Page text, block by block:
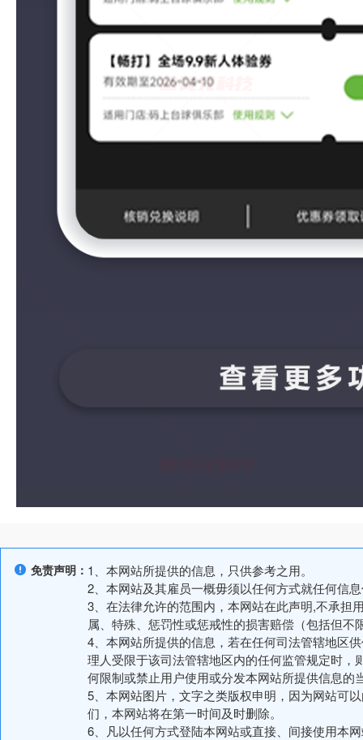
免责声明： 1、本网站所提供的信息，只供参考之用。
2、本网站及其雇员一概毋须以任何方式就任何信
3、在法律允许的范围内，本网站在此声明,不承担
属、特殊、惩罚性或惩戒性的损害赔偿（包括但
4、本网站所提供的信息，若在任何司法管辖地区
理人受限于该司法管辖地区内的任何监管规定时
何限制或禁止用户使用或分发本网站所提供信息的
5、本网站图片，文字之类版权申明，因为网站可
们，本网站将在第一时间及时删除。
6、凡以任何方式登陆本网站或直接、间接使用本